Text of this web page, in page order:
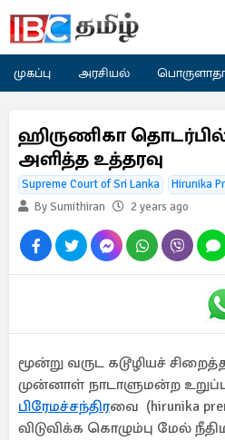
முகப்பு அரசியல்
ஹிருணிகா
அளித்த உத்தரவு
Supreme Court of Sri Lanka
Hirunika
By Sumithiran
2 years ago
மூன்று வருட கடூழியச்
முன்னாள் நாடாளுமன்ற
பிரேமச்சந்திரவை (hirunika
விடுவிக்க கொழும்பு மேல்